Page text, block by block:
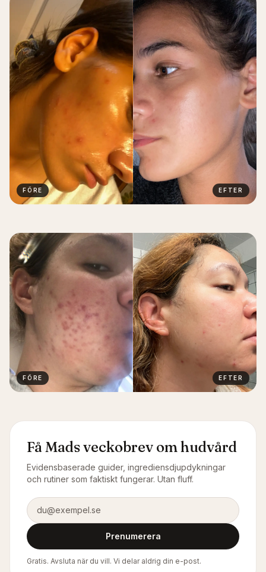
FÖRE EFTER
FÖRE EFTER
Få Mads veckobrev om hudvård
Evidensbaserade guider, ingrediensdjupdykningar
och rutiner som faktiskt fungerar. Utan fluff.
E-postadress
Prenumerera
Gratis. Avsluta när du vill. Vi delar aldrig din e-post.